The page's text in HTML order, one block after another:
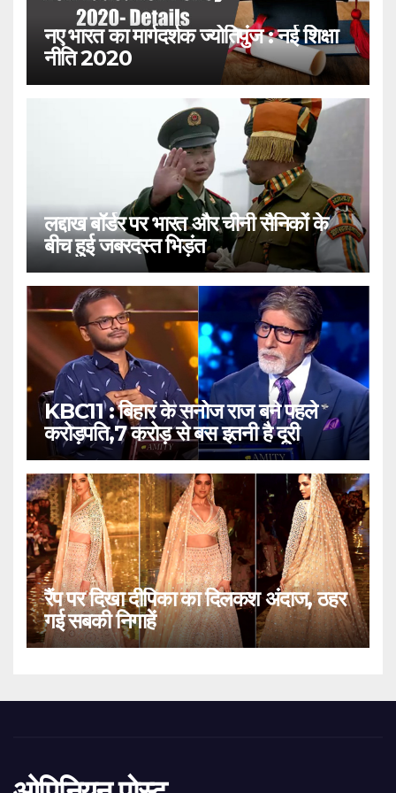
नए भारत का मार्गदर्शक ज्योतिपुंज : नई शिक्षा
नीति 2020
लद्दाख बॉर्डर पर भारत और चीनी सैनिकों के
बीच हुई जबरदस्त भिड़ंत
KBC11 : बिहार के सनोज राज बने पहले
करोड़पति,7 करोड़ से बस इतनी है दूरी
रैंप पर दिखा दीपिका का दिलकश अंदाज, ठहर
गई सबकी निगाहें